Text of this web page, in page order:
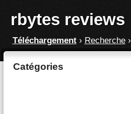
rbytes reviews
Téléchargement› Recherche›
Catégories